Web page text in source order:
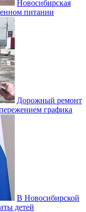
Новосибирская
питании
Дорожный ремонт
графика
В Новосибирской
детей